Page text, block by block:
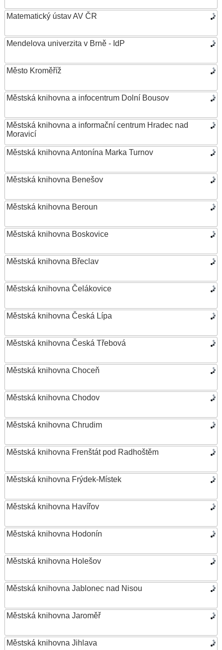
Matematický ústav AV ČR
Mendelova univerzita v Brně - IdP
Město Kroměříž
Městská knihovna a infocentrum Dolní Bousov
Městská knihovna a informační centrum Hradec nad
Moravicí
Městská knihovna Antonína Marka Turnov
Městská knihovna Benešov
Městská knihovna Beroun
Městská knihovna Boskovice
Městská knihovna Břeclav
Městská knihovna Čelákovice
Městská knihovna Česká Lípa
Městská knihovna Česká Třebová
Městská knihovna Choceň
Městská knihovna Chodov
Městská knihovna Chrudim
Městská knihovna Frenštát pod Radhoštěm
Městská knihovna Frýdek-Místek
Městská knihovna Havířov
Městská knihovna Hodonín
Městská knihovna Holešov
Městská knihovna Jablonec nad Nisou
Městská knihovna Jaroměř
Městská knihovna Jihlava